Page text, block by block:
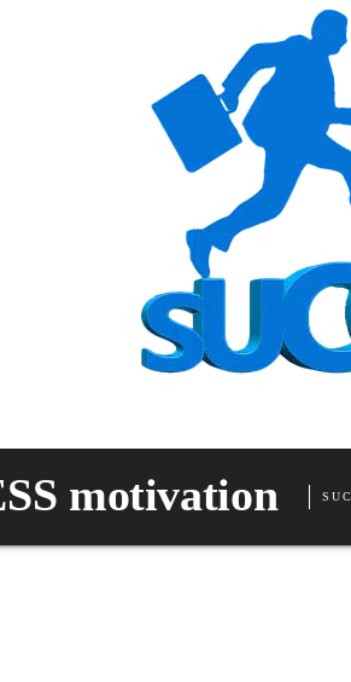
motivation